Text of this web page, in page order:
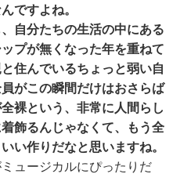
ですよね。
自分たちの生活の中にある
プが無くなった年を重ねて
住んでいるちょっと弱い自
がこの瞬間だけはおさらば
裸という、非常に人間らし
飾るんじゃなくて、もう全
い作りだなと思いますね。
ュージカルにぴったりだ